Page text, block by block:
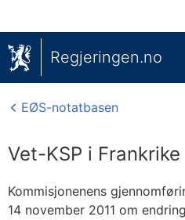
Regjeringen.no
EØS-notatbasen
Vet-KSP i Frankrike
Kommisjonenens
14 november 2011 om